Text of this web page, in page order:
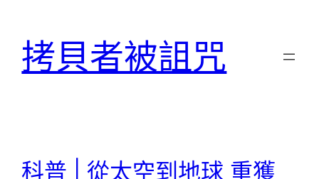
拷貝者被詛咒
科普 | 從太空到地球 重獲